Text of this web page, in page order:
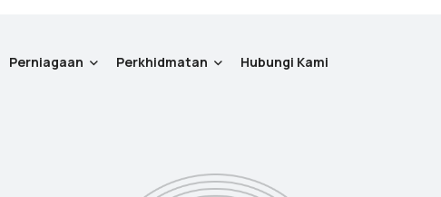
Perniagaan Perkhidmatan Hubungi Kami